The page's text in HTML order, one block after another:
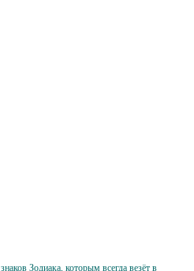
Зодиака, которым всегда везёт в